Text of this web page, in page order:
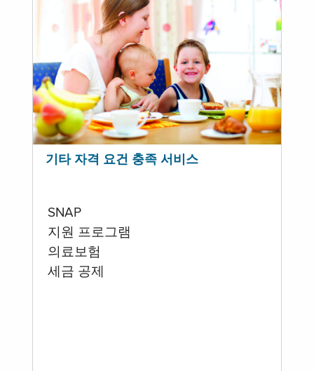
기타 자격 요건 충족 서비스
SNAP
지원 프로그램
의료보험
세금 공제